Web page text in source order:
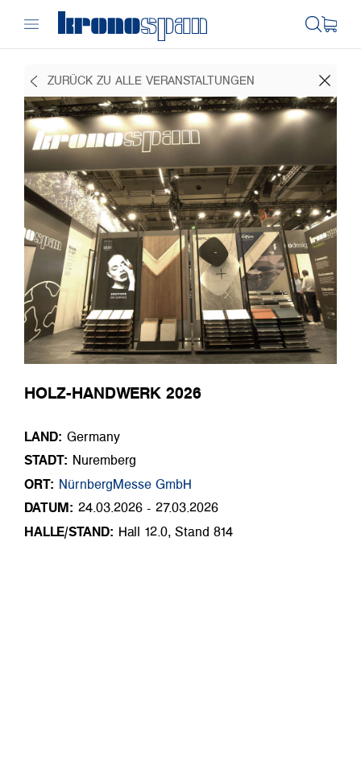
ZURÜCK ZU ALLE VERANSTALTUNGEN
HOLZ-HANDWERK 2026
LAND: Germany
STADT: Nuremberg
ORT: NürnbergMesse GmbH
DATUM: 24.03.2026 - 27.03.2026
HALLE/STAND: Hall 12.0, Stand 814